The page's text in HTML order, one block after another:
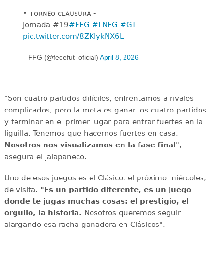
• ᴛᴏʀɴᴇᴏ ᴄʟᴀᴜꜱᴜʀᴀ -
️Jornada #19#FFG #LNFG #GT
pic.twitter.com/8ZKIykNX6L
— FFG (@fedefut_oficial) April 8, 2026
"Son cuatro partidos difíciles, enfrentamos a rivales
complicados, pero la meta es ganar los cuatro partidos
y terminar en el primer lugar para entrar fuertes en la
liguilla. Tenemos que hacernos fuertes en casa.
Nosotros nos visualizamos en la fase final",
asegura el jalapaneco.
Uno de esos juegos es el Clásico, el próximo miércoles,
de visita. "Es un partido diferente, es un juego
donde te jugas muchas cosas: el prestigio, el
orgullo, la historia. Nosotros queremos seguir
alargando esa racha ganadora en Clásicos".